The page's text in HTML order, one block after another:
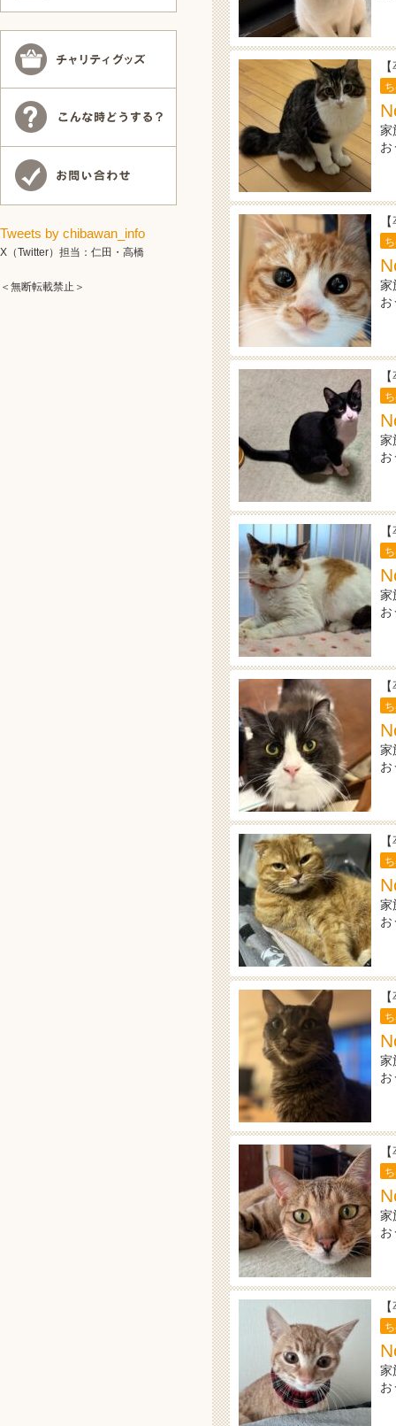
家
お
家
お
家
お
家
お
家
お
家
お
家
お
家
お
家
お
Tweets by chibawan_info
X（Twitter）担当：仁田・高橋
＜無断転載禁止＞